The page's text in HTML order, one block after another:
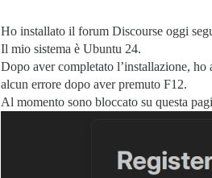
Ho installato il forum Discourse oggi
Il mio sistema è Ubuntu 24.
Dopo aver completato l’installazione,
alcun errore dopo aver premuto F12.
Al momento sono bloccato su questa